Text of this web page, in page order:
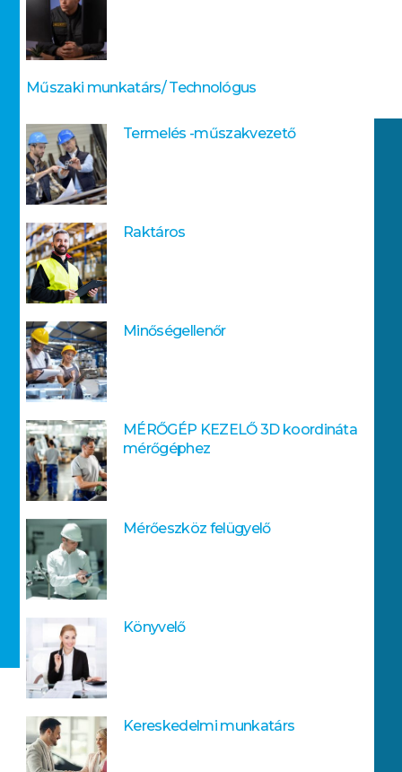
Műszaki munkatárs/ Technológus
Termelés -műszakvezető
Raktáros
Minőségellenőr
MÉRŐGÉP KEZELŐ 3D koordináta
mérőgéphez
Mérőeszköz felügyelő
Könyvelő
Kereskedelmi munkatárs